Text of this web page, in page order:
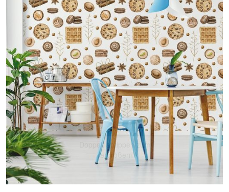
Doppelt antippen zum
vergrößern